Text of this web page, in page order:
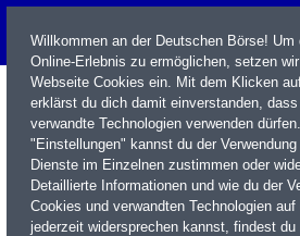
Name / WKN / ISIN / Kürzel
Willkommen an der Deutschen Börse!
Online-Erlebnis zu ermöglichen, setzen
Webseite Cookies ein. Mit dem Klicken
erklärst du dich damit einverstanden,
verwandte Technologien verwenden
"Einstellungen" kannst du der
Dienste im Einzelnen zustimmen oder
Detaillierte Informationen und wie du der
Cookies und verwandten Technologien
jederzeit widersprechen kannst, findest du